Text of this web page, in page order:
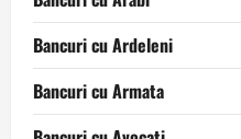
Bancuri cu Ardeleni
Bancuri cu Armata